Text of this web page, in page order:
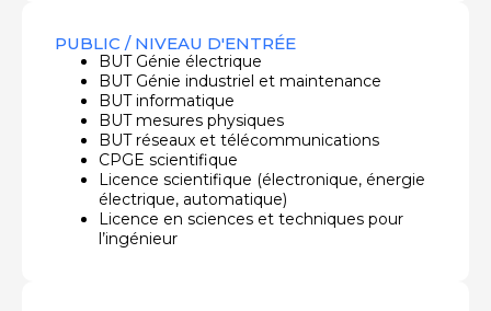
PUBLIC / NIVEAU D'ENTRÉE
BUT Génie électrique
BUT Génie industriel et maintenance
BUT informatique
BUT mesures physiques
BUT réseaux et télécommunications
CPGE scientifique
Licence scientifique (électronique, énergie
électrique, automatique)
Licence en sciences et techniques pour
l’ingénieur